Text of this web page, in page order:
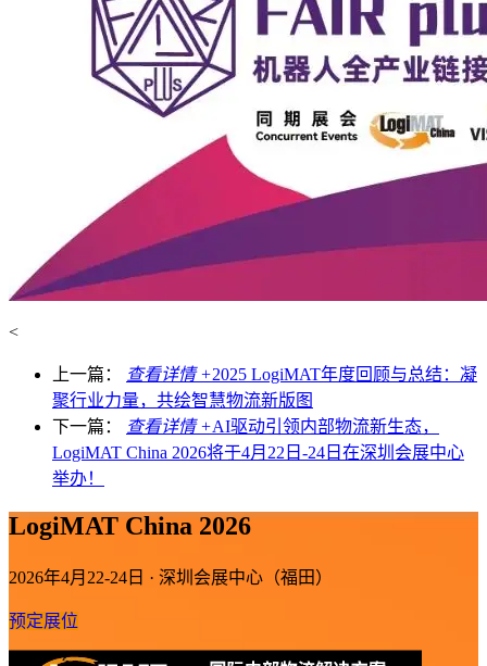
<
上一篇： 查看详情 +2025 LogiMAT年度回顾与总结：凝
聚行业力量，共绘智慧物流新版图
下一篇：
查看详情 +AI驱动引领内部物流新生态，
LogiMAT China 2026将于4月22日-24日在深圳会展中心
举办！
LogiMAT China 2026
2026年4月22-24日 · 深圳会展中心（福田）
预定展位